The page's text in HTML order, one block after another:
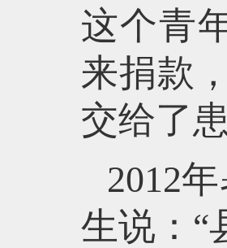
这个青
来捐款
交给了
2012
生说：“